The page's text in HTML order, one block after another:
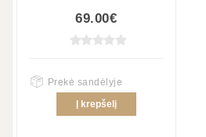
69.00€
Prekė sandėlyje
Į krepšelį